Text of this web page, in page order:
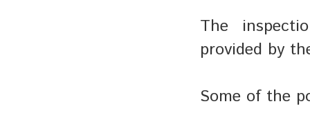
The
provided by
Some of the